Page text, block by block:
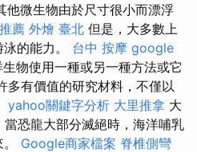
微生物由於尺寸很小而漂浮
薦 外燴 臺北 但是，大多數上
的能力。 台中 按摩 google
物使用一種或另一種方法或它
多有價值的研究材料，不僅以
yahoo關鍵字分析 大里推拿 大
恐龍大部分滅絕時，海洋哺乳
Google商家檔案 脊椎側彎